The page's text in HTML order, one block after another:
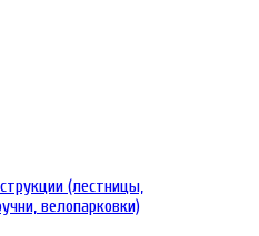
(лестницы,
велопарковки)